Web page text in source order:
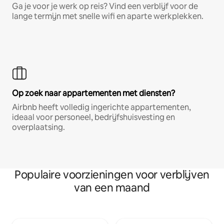
Ga je voor je werk op reis? Vind een verblijf voor de
lange termijn met snelle wifi en aparte werkplekken.
Op zoek naar appartementen met diensten?
Airbnb heeft volledig ingerichte appartementen,
ideaal voor personeel, bedrijfshuisvesting en
overplaatsing.
Populaire voorzieningen voor verblijven
van een maand